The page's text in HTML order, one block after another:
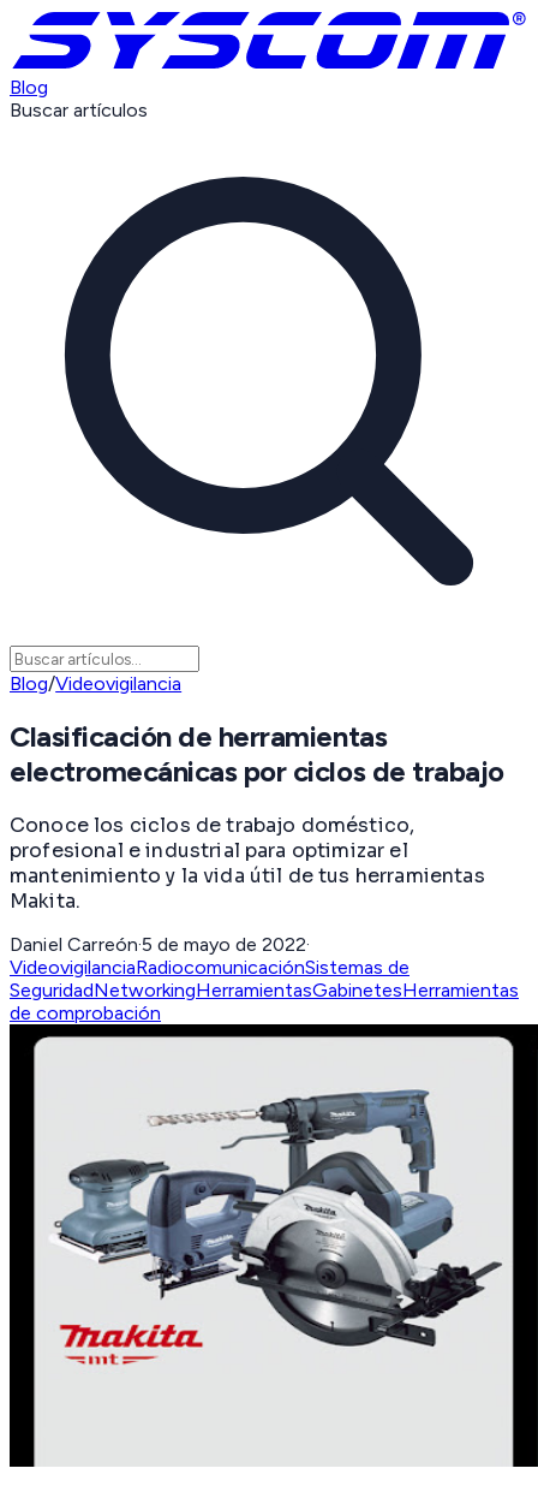
Blog
Buscar artículos
Blog/Videovigilancia
Clasificación de herramientas
electromecánicas por ciclos de trabajo
Conoce los ciclos de trabajo doméstico,
profesional e industrial para optimizar el
mantenimiento y la vida útil de tus herramientas
Makita.
Daniel Carreón·5 de mayo de 2022·
VideovigilanciaRadiocomunicaciónSistemas de
SeguridadNetworkingHerramientasGabinetesHerramientas
de comprobación